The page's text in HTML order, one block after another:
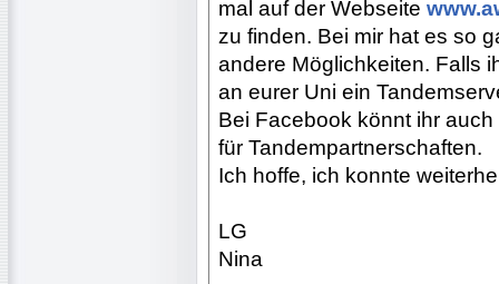
mal auf der Webseite
zu finden. Bei mir hat es so
andere Möglichkeiten. Falls
an eurer Uni ein
Bei Facebook könnt ihr
für Tandempartnerschaften.
Ich hoffe, ich konnte
LG
Nina